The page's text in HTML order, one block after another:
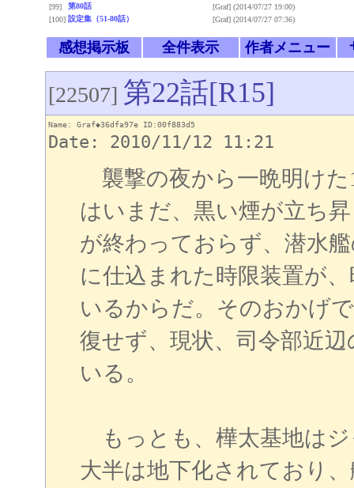
[99]
第80話 [Graf] (2014/07/27 19:00)
[100] 設定集（51-80話） [Graf] (2014/07/27 07:36)
感想掲示板 全件表示 作者メニュー
[22507] 第22話[R15]
Name: Graf◆36dfa97e ID:00f883d5
Date: 2010/11/12 11:21
襲撃の夜から一晩明けた
はいまだ、黒い煙が立ち
が終わっておらず、潜水
に仕込まれた時限装置が
いるからだ。そのおかげ
復せず、現状、司令部近
いる。
もっとも、樺太基地は
大半は地下化されており